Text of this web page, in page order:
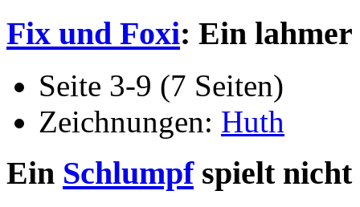
Fix und Foxi: Ein
Seite 3-9 (7 Seiten)
Zeichnungen: Huth
Ein Schlumpfspielt nicht